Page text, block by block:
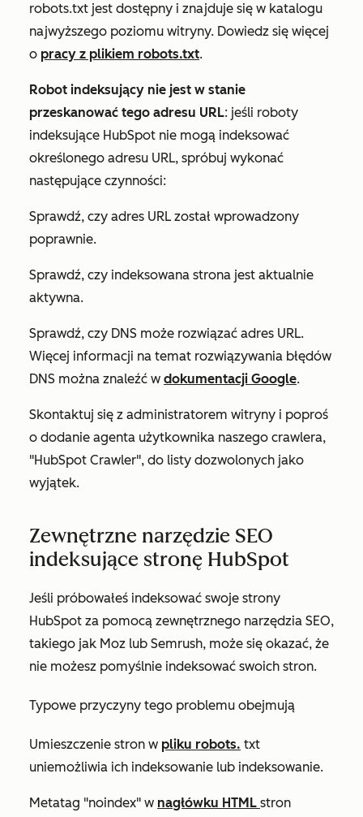
robots.txt jest dostępny i znajduje się w katalogu
najwyższego poziomu witryny. Dowiedz się więcej
o pracy z plikiem robots.txt.
Robot indeksujący nie jest w stanie
przeskanować tego adresu URL: jeśli roboty
indeksujące HubSpot nie mogą indeksować
określonego adresu URL, spróbuj wykonać
następujące czynności:
Sprawdź, czy adres URL został wprowadzony
poprawnie.
Sprawdź, czy indeksowana strona jest aktualnie
aktywna.
Sprawdź, czy DNS może rozwiązać adres URL.
Więcej informacji na temat rozwiązywania błędów
DNS można znaleźć w dokumentacji Google.
Skontaktuj się z administratorem witryny i poproś
o dodanie agenta użytkownika naszego crawlera,
"HubSpot Crawler", do listy dozwolonych jako
wyjątek.
Zewnętrzne narzędzie SEO
indeksujące stronę HubSpot
Jeśli próbowałeś indeksować swoje strony
HubSpot za pomocą zewnętrznego narzędzia SEO,
takiego jak Moz lub Semrush, może się okazać, że
nie możesz pomyślnie indeksować swoich stron.
Typowe przyczyny tego problemu obejmują
Umieszczenie stron w pliku robots. txt
uniemożliwia ich indeksowanie lub indeksowanie.
Metatag "noindex" w nagłówku HTML stron